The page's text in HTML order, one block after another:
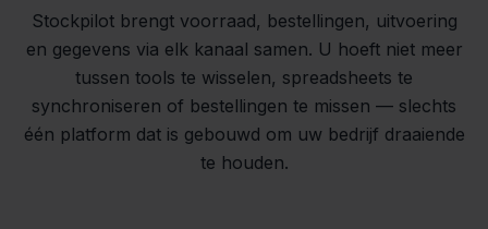
Stockpilot brengt voorraad, bestellingen, uitvoering
en gegevens via elk kanaal samen. U hoeft niet meer
tussen tools te wisselen, spreadsheets te
synchroniseren of bestellingen te missen — slechts
één platform dat is gebouwd om uw bedrijf draaiende
te houden.